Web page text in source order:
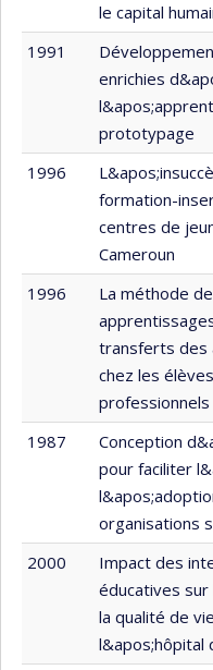
le capital
1991
enrichies
prototypage
1996
formation-
centres de
Cameroun
1996
La méthode
transferts des
chez les
1987
Conception
pour faciliter
organisations
2000
Impact des
éducatives
la qualité de
l&apos;hôpital